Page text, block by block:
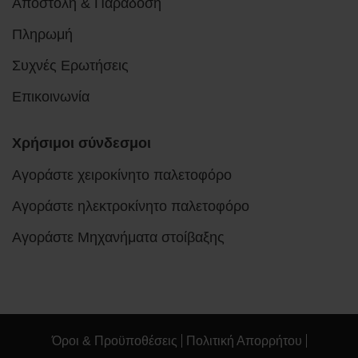
Αποστολή & Παράδοση
Πληρωμή
Συχνές Ερωτήσεις
Επικοινωνία
Χρήσιμοι σύνδεσμοι
Αγοράστε χειροκίνητο παλετοφόρο
Αγοράστε ηλεκτροκίνητο παλετοφόρο
Αγοράστε Μηχανήματα στοίβαξης
Όροι & Προϋποθέσεις Πολιτική Απορρήτου